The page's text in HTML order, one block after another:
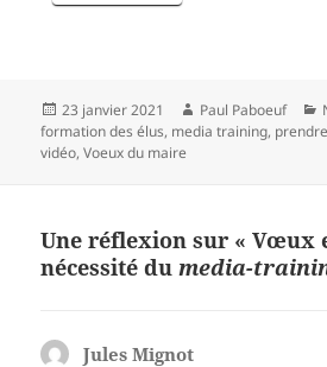
Publié
le
23 janvier 2021 Auteur
Paul Paboeuf
formation des élus, media training,
vidéo,Voeux du maire
Une réflexion sur « Vœux
nécessité du media-
Jules Mignot